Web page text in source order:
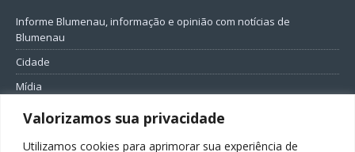
Valorizamos sua privacidade
Utilizamos cookies para aprimorar sua experiência de
Informe Blumenau, informação e opinião com notícias de
Blumenau
Cidade
Mídia
Entretenimento